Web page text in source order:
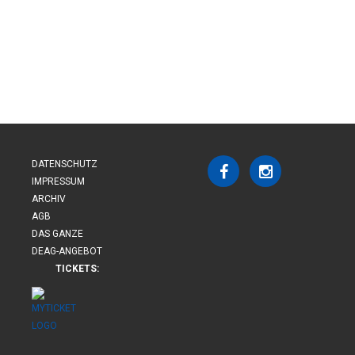
DATENSCHUTZ
IMPRESSUM
ARCHIV
AGB
DAS GANZE
DEAG-ANGEBOT
TICKETS: